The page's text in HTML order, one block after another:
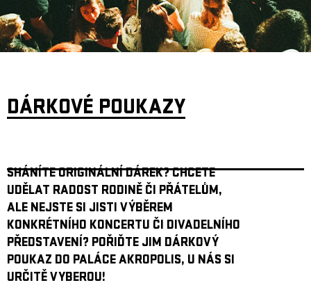
DÁRKOVÉ POUKAZY
SHÁNÍTE ORIGINÁLNÍ DÁREK? CHCETE
UDĚLAT RADOST RODINĚ ČI PŘÁTELŮM,
ALE NEJSTE SI JISTI VÝBĚREM
KONKRÉTNÍHO KONCERTU ČI DIVADELNÍHO
PŘEDSTAVENÍ? POŘIĎTE JIM DÁRKOVÝ
POUKAZ DO PALÁCE AKROPOLIS, U NÁS SI
URČITĚ VYBEROU!